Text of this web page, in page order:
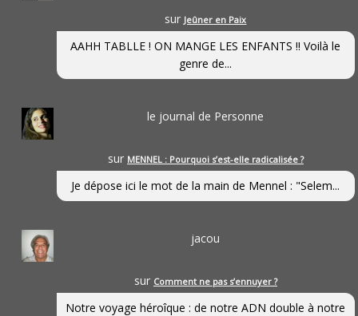
sur Jeûner en Paix
AAHH TABLLE ! ON MANGE LES ENFANTS !! Voilà le
genre de...
le journal de Personne
sur MENNEL : Pourquoi s’est-elle radicalisée ?
Je dépose ici le mot de la main de Mennel : "Selem...
jacou
sur Comment ne pas s’ennuyer ?
Notre voyage héroîque : de notre ADN double à notre